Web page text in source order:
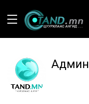
Админ